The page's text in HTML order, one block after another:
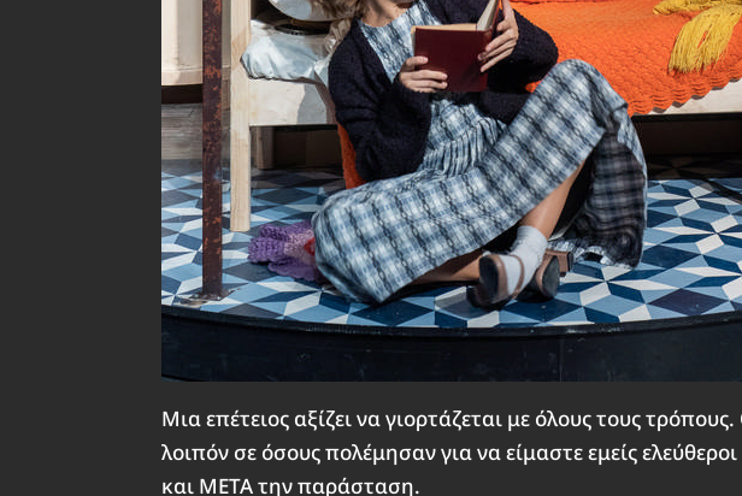
Μια επέτειος αξίζει να γιορτάζεται με όλους τους
λοιπόν σε όσους πολέμησαν για να είμαστε εμείς
και ΜΕΤΑ την παράσταση.